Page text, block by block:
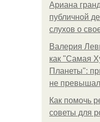
Ариана
публичной
слухов о
Валерия
как "Самая
Планеты":
не превышал
Как помочь
советы для